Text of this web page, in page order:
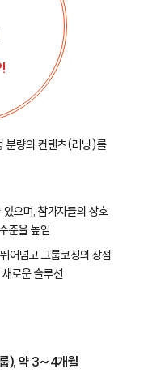
분량의 컨텐츠(러닝)를
으며, 참가자들의 상호
준을 높임
어넘고 그룹코칭의 장점
로운 솔루션
), 약 3~4개월